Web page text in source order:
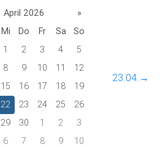
April 2026
»
Mi Do Fr Sa
So
1 2 3 4
5
8 9 10 11
12
15 16 17 18
19
22 23 24 25
26
29 30 1 2
3
6 7 8 9 10
23.04.→